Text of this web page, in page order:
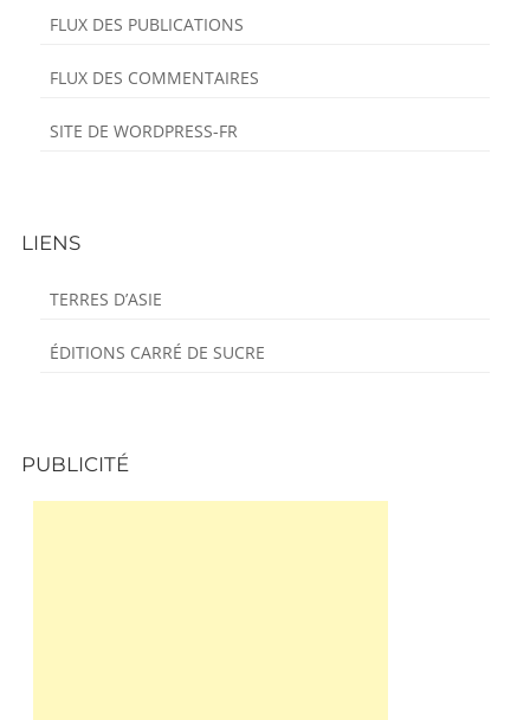
FLUX DES PUBLICATIONS
FLUX DES COMMENTAIRES
SITE DE WORDPRESS-FR
LIENS
TERRES D’ASIE
ÉDITIONS CARRÉ DE SUCRE
PUBLICITÉ